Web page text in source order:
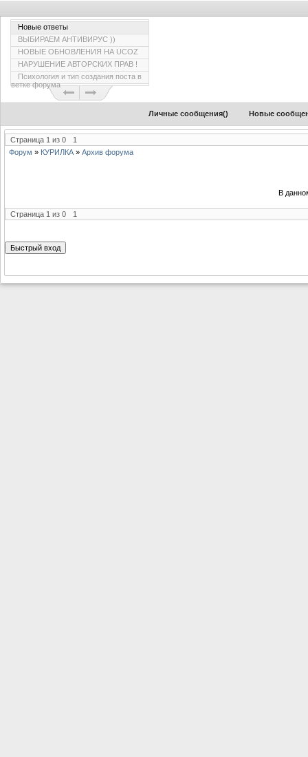
Новые ответы
ВЫБИРАЕМ АНТИВИРУС ))
НОВЫЕ ОБНОВЛЕНИЯ НА UCOZ
НАРУШЕНИЕ АВТОРСКИХ ПРАВ !
Психология и тип создания поста в
ветке форума
Личные сообщения() Новые
Страница 1 из 0
1
Форум » КУРИЛКА » Архив форума
В
Страница 1 из 0 1